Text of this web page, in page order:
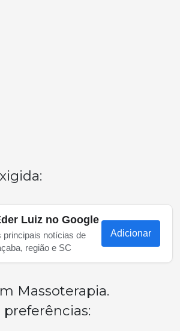
Luiz no Google
principais notícias de
região e SC
Adicionar
Massoterapia.
preferências: